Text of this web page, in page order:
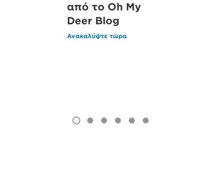
από το Oh My
Deer Blog
Ανακαλύψτε τώρα